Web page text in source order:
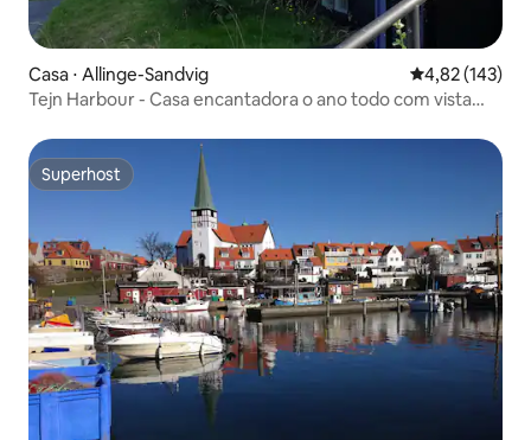
Casa ⋅ Allinge-Sandvig 4,82 de uma
4,82 (143)
Tejn Harbour - Casa encantadora o ano todo com vista
Superhost
Superhost